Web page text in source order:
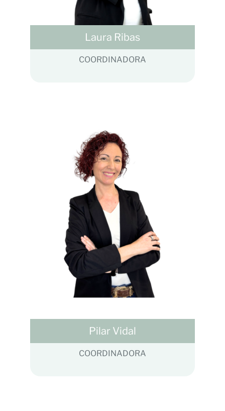
Laura Ribas
COORDINADORA
Pilar Vidal
COORDINADORA